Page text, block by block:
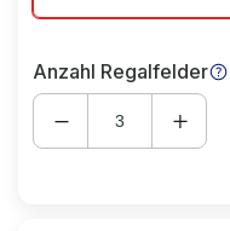
Anzahl Regalfelder